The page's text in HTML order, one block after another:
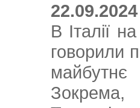
В Італії
говорили